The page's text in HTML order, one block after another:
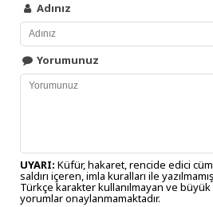
Adınız
Yorumunuz
UYARI: Küfür, hakaret, rencide edici
saldırı içeren, imla kuralları ile
Türkçe karakter kullanılmayan ve büyük
yorumlar onaylanmamaktadır.